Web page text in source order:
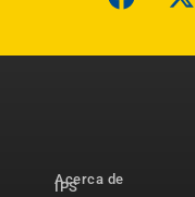
Acerca de
IPS